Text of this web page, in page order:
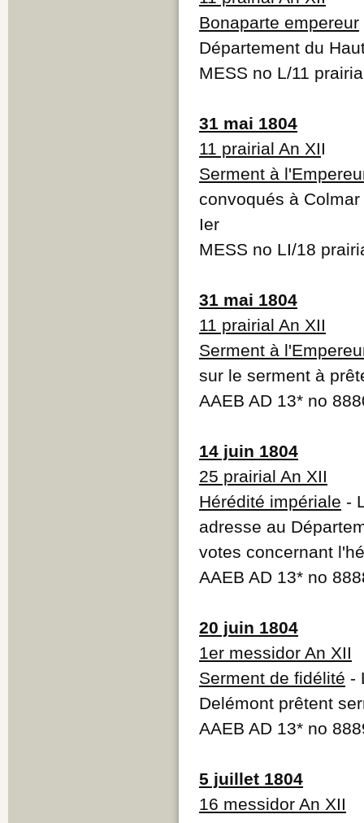
Bonaparte empereur
Département du
MESS no L/11
31 mai 1804
11 prairial An XII
Serment à
convoqués à
Ier
MESS no LI/18
31 mai 1804
11 prairial An XII
Serment à
sur le serment à
AAEB AD 13* no
14 juin 1804
25 prairial An XII
Hérédité impériale -
adresse au
votes concernant
AAEB AD 13* no
20 juin 1804
1er messidor An XII
Serment de fidélité -
Delémont prêtent
AAEB AD 13* no
5 juillet 1804
16 messidor An XII